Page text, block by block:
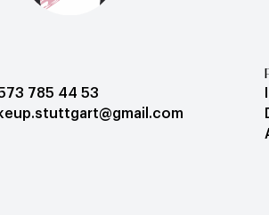
785 44 53